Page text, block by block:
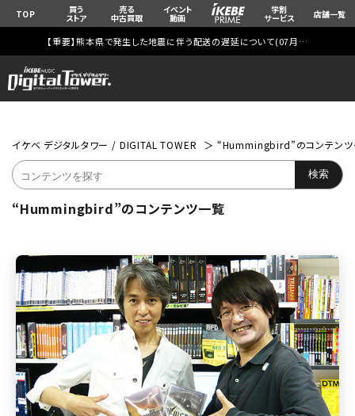
TOP 買う
ストア
売る
中古買取
イベント
動画
学割
サービス 店舗一覧
【重要】熊本県で発生した地震に伴う配送の遅延について(07月29日
イケベ デジタルタワー / DIGITAL TOWER “Hummingbird”のコンテン
“Hummingbird”のコンテンツ一覧